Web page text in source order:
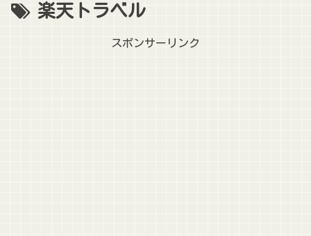
楽天トラベル
スポンサーリンク